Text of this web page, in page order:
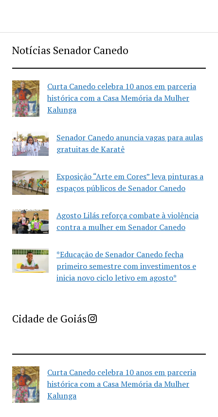
Notícias Senador Canedo
Curta Canedo celebra 10 anos em parceria
histórica com a Casa Memória da Mulher
Kalunga
Senador Canedo anuncia vagas para aulas
gratuitas de Karatê
Exposição “Arte em Cores” leva pinturas a
espaços públicos de Senador Canedo
Agosto Lilás reforça combate à violência
contra a mulher em Senador Canedo
*Educação de Senador Canedo fecha
primeiro semestre com investimentos e
inicia novo ciclo letivo em agosto*
Cidade de GoiásImprensa Criativa da Cidade de Goiás
Curta Canedo celebra 10 anos em parceria
histórica com a Casa Memória da Mulher
Kalunga